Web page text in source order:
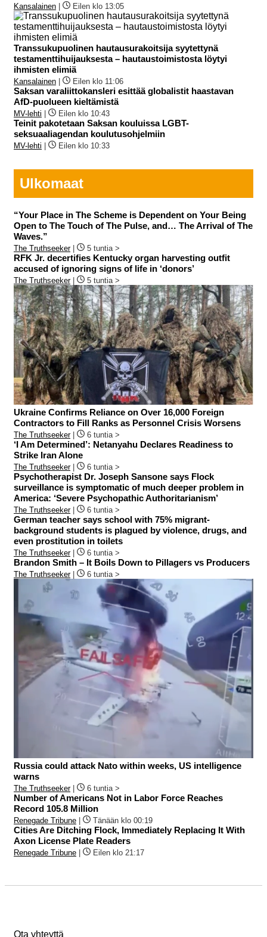
Kansalainen Eilen klo 13:05
Transsukupuolinen hautausurakoitsija syytettynä
testamenttihuijauksesta – hautaustoimistosta löytyi
ihmisten elimiä
Kansalainen Eilen klo 11:06
Saksan varaliittokansleri esittää globalistit haastavan
AfD-puolueen kieltämistä
MV-lehti Eilen klo 10:43
Teinit pakotetaan Saksan kouluissa LGBT-
seksuaaliagendan koulutusohjelmiin
MV-lehti Eilen klo 10:33
Ulkomaat
“Your Place in The Scheme is Dependent on Your Being
Open to The Touch of The Pulse, and… The Arrival of The
Waves.”
The Truthseeker| 5 tuntia >
RFK Jr. decertifies Kentucky organ harvesting outfit
accused of ignoring signs of life in ‘donors’
The Truthseeker| 5 tuntia >
Ukraine Confirms Reliance on Over 16,000 Foreign
Contractors to Fill Ranks as Personnel Crisis Worsens
The Truthseeker| 6 tuntia >
‘I Am Determined’: Netanyahu Declares Readiness to
Strike Iran Alone
The Truthseeker| 6 tuntia >
Psychotherapist Dr. Joseph Sansone says Flock
surveillance is symptomatic of much deeper problem in
America: ‘Severe Psychopathic Authoritarianism’
The Truthseeker| 6 tuntia >
German teacher says school with 75% migrant-
background students is plagued by violence, drugs, and
even prostitution in toilets
The Truthseeker| 6 tuntia >
Brandon Smith – It Boils Down to Pillagers vs Producers
The Truthseeker| 6 tuntia >
Russia could attack Nato within weeks, US intelligence
warns
The Truthseeker| 6 tuntia >
Number of Americans Not in Labor Force Reaches
Record 105.8 Million
Renegade Tribune Tänään klo 00:19
Cities Are Ditching Flock, Immediately Replacing It With
Axon License Plate Readers
Renegade Tribune Eilen klo 21:17
Ota yhteyttä